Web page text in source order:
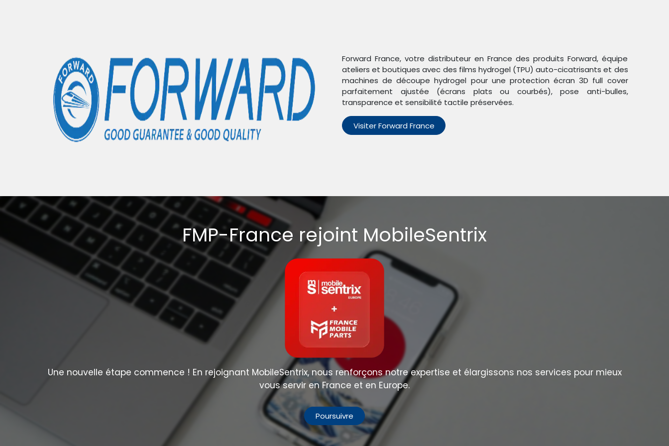
Accueil
Articles OnePlus Nord CE 2 Lite 5G- 0 éléments Trier par : Étiquettes
Forward France, votre distributeur en France des produits Forward, équipe
ateliers et boutiques avec des films hydrogel (TPU) auto-cicatrisants et des
machines de découpe hydrogel pour une protection écran 3D full cover
parfaitement ajustée (écrans plats ou courbés), pose anti-bulles,
transparence et sensibilité tactile préservées.
Visiter Forward France
FMP-France rejoint MobileSentrix
Une nouvelle étape commence ! En rejoignant MobileSentrix, nous renforçons notre expertise et élargissons nos services pour mieux
vous servir en France et en Europe.
Poursuivre